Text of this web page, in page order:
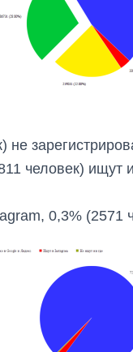
не
человек) ищут
0,3%